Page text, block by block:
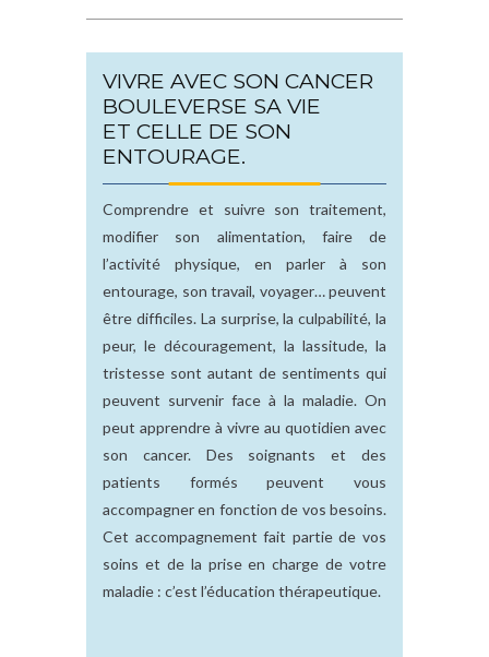
VIVRE AVEC SON CANCER
BOULEVERSE SA VIE
ET CELLE DE SON
ENTOURAGE.
Comprendre et suivre son traitement,
modifier son alimentation, faire de
l’activité physique, en parler à son
entourage, son travail, voyager… peuvent
être difficiles. La surprise, la culpabilité, la
peur, le découragement, la lassitude, la
tristesse sont autant de sentiments qui
peuvent survenir face à la maladie. On
peut apprendre à vivre au quotidien avec
son cancer. Des soignants et des
patients formés peuvent vous
accompagner en fonction de vos besoins.
Cet accompagnement fait partie de vos
soins et de la prise en charge de votre
maladie : c’est l’éducation thérapeutique.